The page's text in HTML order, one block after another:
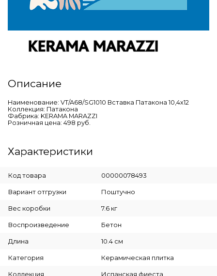
Описание
Наименование: VT/A68/SG1010 Вставка Патакона 10,4х12
Коллекция: Патакона
Фабрика: KERAMA MARAZZI
Розничная цена: 498 руб.
Характеристики
Код товара 00000078493
Вариант отгрузки Поштучно
Вес коробки 7.6 кг
Воспроизведение Бетон
Длина 10.4 см
Категория Керамическая плитка
Коллекция Испанская фиеста